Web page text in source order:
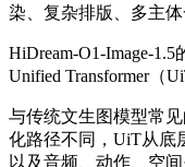
染、复杂排版、多主
HiDream-O1-Image-
Unified Transformer（
与传统文生图模型常
化路径不同，UiT从底
以及音频、动作、空